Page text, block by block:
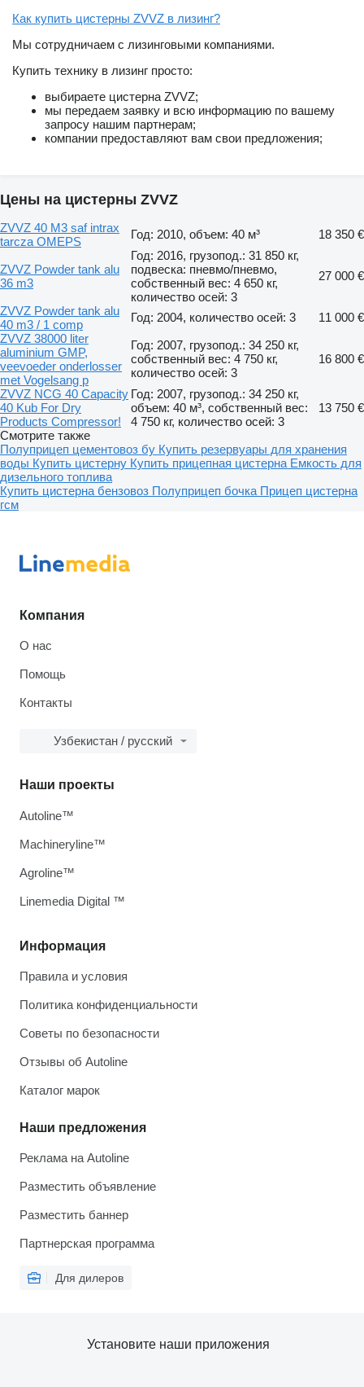
Как купить цистерны ZVVZ в лизинг?
Мы сотрудничаем с лизинговыми компаниями.
Купить технику в лизинг просто:
выбираете цистерна ZVVZ;
мы передаем заявку и всю информацию по вашему
запросу нашим партнерам;
компании предоставляют вам свои предложения;
Цены на цистерны ZVVZ
ZVVZ 40 M3 saf intrax
tarcza OMEPS
Год: 2010, объем: 40 м³ 18 350 €
ZVVZ Powder tank alu
36 m3
Год: 2016, грузопод.: 31 850 кг,
подвеска: пневмо/пневмо,
собственный вес: 4 650 кг,
количество осей: 3
27 000 €
ZVVZ Powder tank alu
40 m3 / 1 comp
Год: 2004, количество осей: 3
11 000 €
ZVVZ 38000 liter
aluminium GMP,
veevoeder onderlosser
met Vogelsang p
Год: 2007, грузопод.: 34 250 кг,
собственный вес: 4 750 кг,
количество осей: 3
16 800 €
ZVVZ NCG 40 Capacity
40 Kub For Dry
Products Compressor!
Год: 2007, грузопод.: 34 250 кг,
объем: 40 м³, собственный вес:
4 750 кг, количество осей: 3
13 750 €
Смотрите также
Полуприцеп цементовоз бу Купить резервуары для хранения
воды Купить цистерну Купить прицепная цистерна Емкость для
дизельного топлива
Купить цистерна бензовоз Полуприцеп бочка Прицеп цистерна
гсм
Компания
О нас
Помощь
Контакты
Узбекистан / русский
Информация
Правила и условия
Политика конфиденциальности
Советы по безопасности
Отзывы об Autoline
Каталог марок
Наши предложения
Реклама на Autoline
Разместить объявление
Разместить баннер
Партнерская программа
Для дилеров
Наши проекты
Autoline™
Machineryline™
Agroline™
Linemedia Digital ™
Установите наши приложения